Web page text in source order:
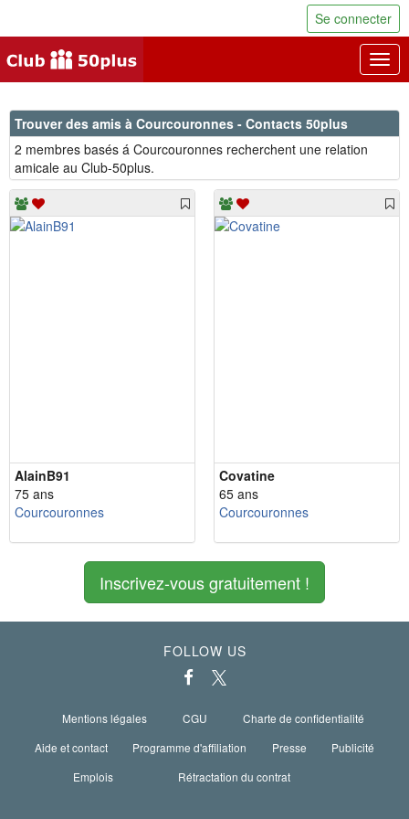
Se connecter
Trouver des amis à Courcouronnes - Contacts 50plus
2 membres basés á Courcouronnes recherchent une relation
amicale au Club-50plus.
AlainB91
75 ans
Courcouronnes
Covatine
65 ans
Courcouronnes
Inscrivez-vous gratuitement !
FOLLOW US
Mentions légales CGU
Charte de confidentialité
Aide et contact
Programme d'affiliation Presse
Publicité
Emplois
Rétractation du contrat